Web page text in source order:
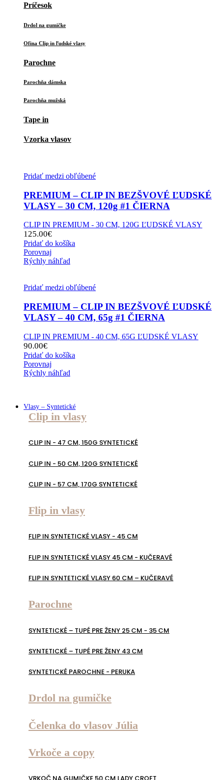
Príčesok
Drdol na gumičke
Ofina Clip in ľudské vlasy
Parochne
Parochňa dámska
Parochňa mužská
Tape in
Vzorka vlasov
Pridať medzi obľúbené
PREMIUM – CLIP IN BEZŠVOVÉ ĽUDSKÉ
VLASY – 30 CM, 120g #1 ČIERNA
CLIP IN PREMIUM - 30 CM, 120G ĽUDSKÉ VLASY
125.00€
Pridať do košíka
Porovnaj
Rýchly náhľad
Pridať medzi obľúbené
PREMIUM – CLIP IN BEZŠVOVÉ ĽUDSKÉ
VLASY – 40 CM, 65g #1 ČIERNA
CLIP IN PREMIUM - 40 CM, 65G ĽUDSKÉ VLASY
90.00€
Pridať do košíka
Porovnaj
Rýchly náhľad
Vlasy – Syntetické
Clip in vlasy
CLIP IN - 47 CM, 150G SYNTETICKÉ
CLIP IN - 50 CM, 120G SYNTETICKÉ
CLIP IN - 57 CM, 170G SYNTETICKÉ
Flip in vlasy
FLIP IN SYNTETICKÉ VLASY - 45 CM
FLIP IN SYNTETICKÉ VLASY 45 CM - KUČERAVÉ
FLIP IN SYNTETICKÉ VLASY 60 CM – KUČERAVÉ
Parochne
SYNTETICKÉ – TUPÉ PRE ŽENY 25 CM - 35 CM
SYNTETICKÉ – TUPÉ PRE ŽENY 43 CM
SYNTETICKÉ PAROCHNE - PERUKA
Drdol na gumičke
Čelenka do vlasov Júlia
Vrkoče a copy